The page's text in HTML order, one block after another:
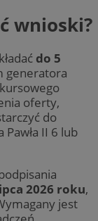
wnioski?
do 5
generatora
oferty,
do
Pawła II 6 lub
2026 roku,
jest